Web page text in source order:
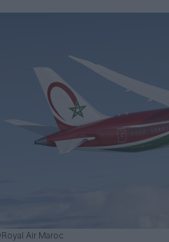
Air Maroc